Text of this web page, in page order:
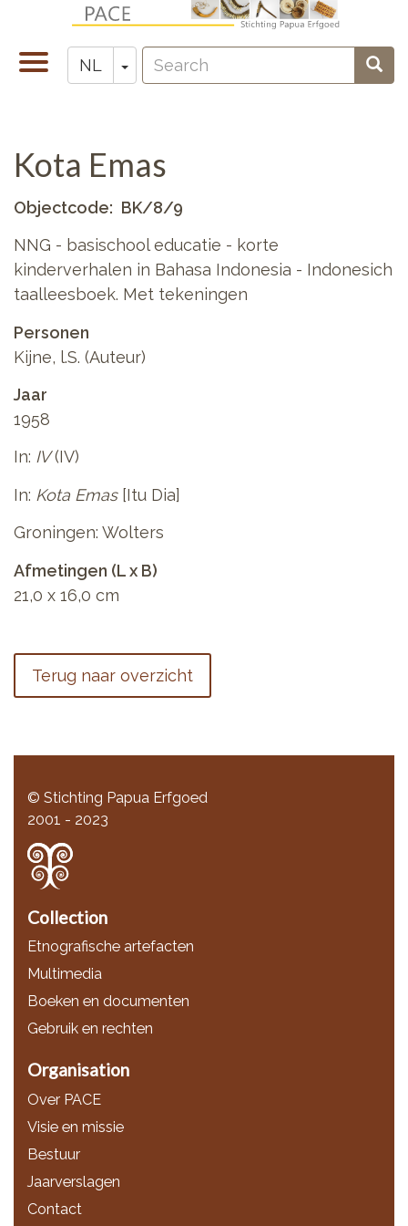
naarNavigatie
wisselen
NL Toggle Dropdown
Zoeken
Search
Kota Emas
Objectcode
BK/8/9
NNG - basischool educatie - korte
kinderverhalen in Bahasa Indonesia - Indonesich
taalleesboek. Met tekeningen
Personen
Kijne, l.S. (Auteur)
Jaar
1958
In: IV(IV)
In: Kota Emas[Itu Dia]
Groningen: Wolters
Afmetingen (L x B)
21,0 x 16,0 cm
Terug naar overzicht
© Stichting Papua Erfgoed
2001 - 2023
Collection
Etnografische artefacten
Multimedia
Boeken en documenten
Gebruik en rechten
Organisation
Over PACE
Visie en missie
Bestuur
Jaarverslagen
Contact